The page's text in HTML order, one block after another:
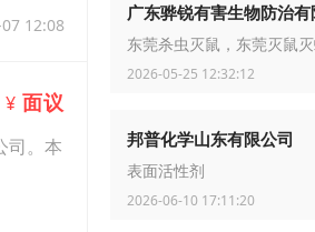
12:08
¥ 面议
司。本
广东骅锐有害生物防治有
东莞杀虫灭鼠，东莞灭鼠
2026-05-25 12:32:12
邦普化学山东有限公司
表面活性剂
2026-06-10 17:11:20